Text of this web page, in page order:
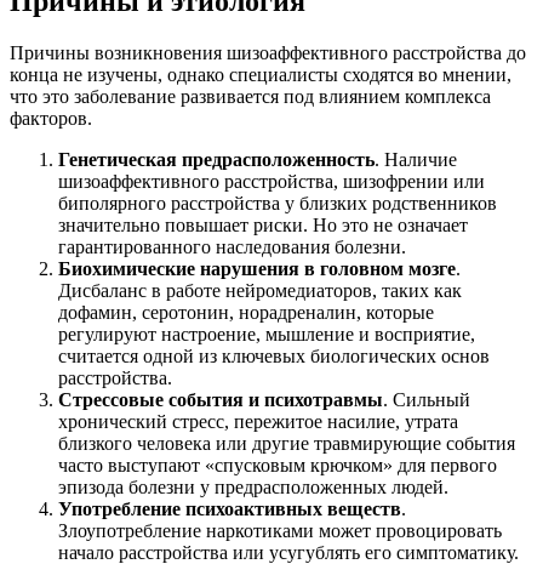
Причины возникновения шизоаффективного расстройства до
конца не изучены, однако специалисты сходятся во мнении,
что это заболевание развивается под влиянием комплекса
факторов.
Генетическая предрасположенность. Наличие
шизоаффективного расстройства, шизофрении или
биполярного расстройства у близких родственников
значительно повышает риски. Но это не означает
гарантированного наследования болезни.
Биохимические нарушения в головном мозге.
Дисбаланс в работе нейромедиаторов, таких как
дофамин, серотонин, норадреналин, которые
регулируют настроение, мышление и восприятие,
считается одной из ключевых биологических основ
расстройства.
Стрессовые события и психотравмы. Сильный
хронический стресс, пережитое насилие, утрата
близкого человека или другие травмирующие события
часто выступают «спусковым крючком» для первого
эпизода болезни у предрасположенных людей.
Употребление психоактивных веществ.
Злоупотребление наркотиками может провоцировать
начало расстройства или усугублять его симптоматику.